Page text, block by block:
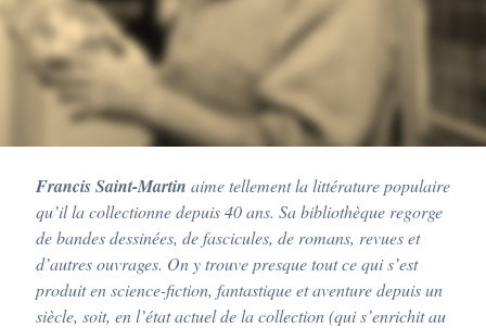
Francis Saint-Martin aime tellement la littérature populaire
qu’il la collectionne depuis 40 ans. Sa bibliothèque regorge
de bandes dessinées, de fascicules, de romans, revues et
d’autres ouvrages. On y trouve presque tout ce qui s’est
produit en science-fiction, fantastique et aventure depuis un
siècle, soit, en l’état actuel de la collection (qui s’enrichit au